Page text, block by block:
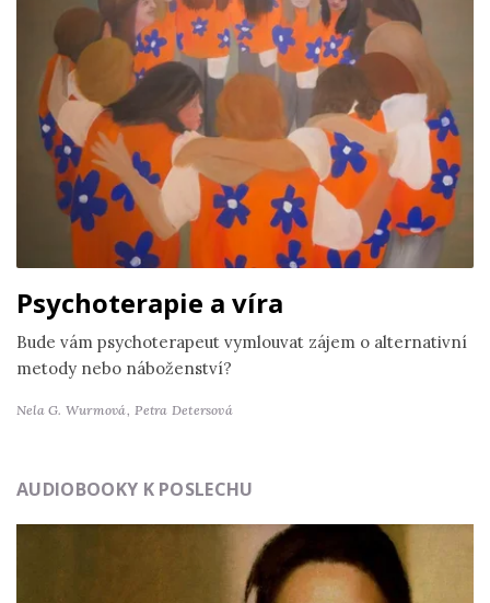
Psychoterapie a víra
Bude vám psychoterapeut vymlouvat zájem o alternativní
metody nebo náboženství?
Nela G. Wurmová, Petra Detersová
AUDIOBOOKY K POSLECHU